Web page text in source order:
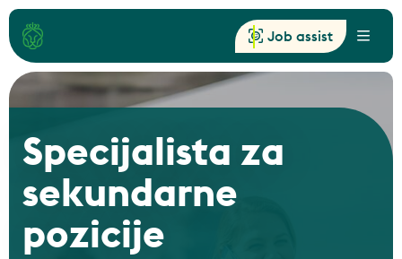
Job assist Menu
Specijalista za
sekundarne
pozicije